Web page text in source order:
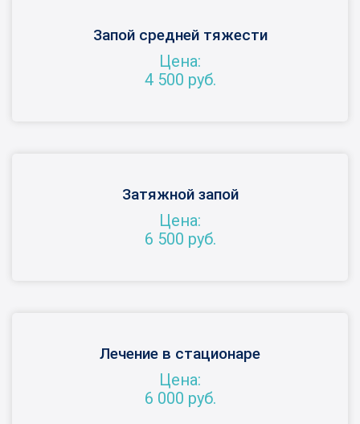
Запой средней тяжести
Цена:
4 500 руб.
Затяжной запой
Цена:
6 500 руб.
Лечение в стационаре
Цена:
6 000 руб.